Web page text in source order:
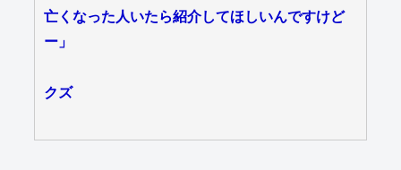
亡くなった人いたら紹介してほしいんですけど
ー」
クズ